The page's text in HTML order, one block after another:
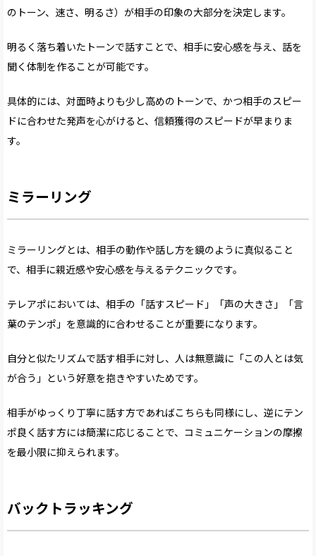
のトーン、速さ、明るさ）が相手の印象の大部分を決定します。
明るく落ち着いたトーンで話すことで、相手に安心感を与え、話を
聞く体制を作ることが可能です。
具体的には、対面時よりも少し高めのトーンで、かつ相手のスピー
ドに合わせた発声を心がけると、信頼獲得のスピードが早まりま
す。
ミラーリング
ミラーリングとは、相手の動作や話し方を鏡のように真似ること
で、相手に親近感や安心感を与えるテクニックです。
テレアポにおいては、相手の「話すスピード」「声の大きさ」「言
葉のテンポ」を意識的に合わせることが重要になります。
自分と似たリズムで話す相手に対し、人は無意識に「この人とは気
が合う」という好意を抱きやすいためです。
相手がゆっくり丁寧に話す方であればこちらも同様にし、逆にテン
ポ良く話す方には簡潔に応じることで、コミュニケーションの摩擦
を最小限に抑えられます。
バックトラッキング